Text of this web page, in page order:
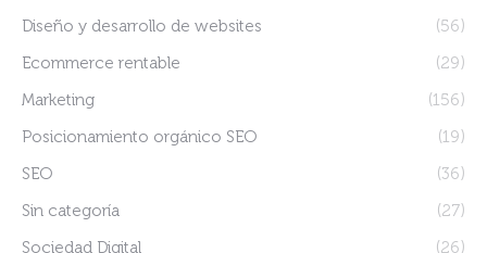
Diseño y desarrollo de websites
(56)
Ecommerce rentable
(29)
Marketing
(156)
Posicionamiento orgánico SEO
(19)
SEO
(36)
Sin categoría
(27)
Sociedad Digital
(26)